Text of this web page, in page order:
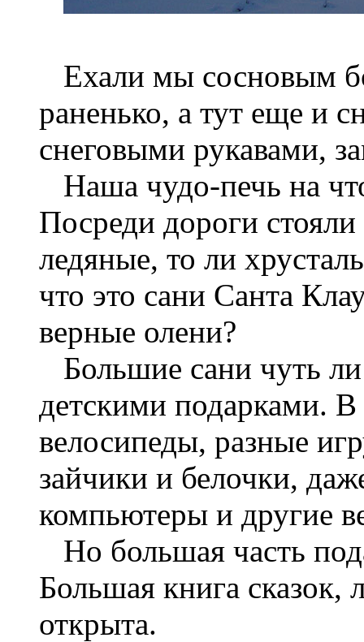
Ехали мы сосновым
раненько, а тут еще и
снеговыми рукавами,
Наша чудо-печь на
Посреди дороги
ледяные, то ли
что это сани Санта
верные олени?
Большие сани чуть
детскими подарками.
велосипеды, разные
зайчики и белочки,
компьютеры и другие
Но большая часть
Большая книга сказок,
открыта.